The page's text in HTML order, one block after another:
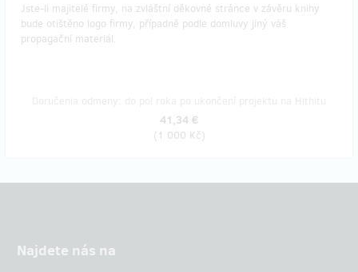
Jste-li majitelé firmy, na zvláštní děkovné stránce v závěru knihy
bude otištěno logo firmy, případně podle domluvy jiný váš
propagační materiál.
41,34 €
(1 000 Kč)
Najdete nás na